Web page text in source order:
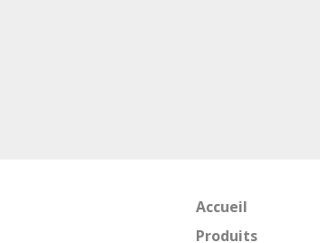
Accueil
Produits